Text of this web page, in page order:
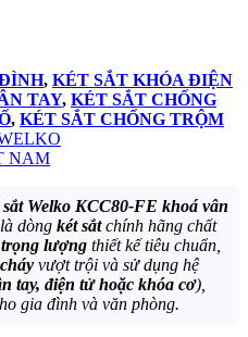
, KÉT SẮT KHÓA ĐIỆN
TAY, KÉT SẮT CHỐNG
, KÉT SẮT CHỐNG TRỘM
NAM
sắt Welko KCC80-FE khoá vân
dòng két sắtchính hãng chất
trọng lượng thiết kế tiêu chuẩn,
vượt trội và sử dụng hệ
tay, điện tử hoặc khóa cơ),
gia đình và văn phòng.